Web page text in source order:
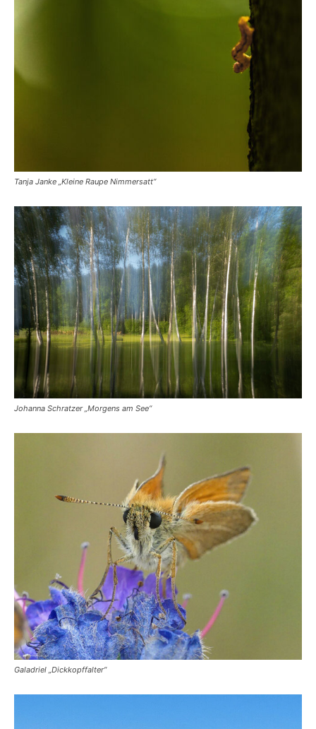
Tanja Janke „Kleine Raupe Nimmersatt“
Johanna Schratzer „Morgens am See“
Galadriel „Dickkopffalter“